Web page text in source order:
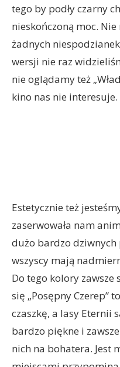
tego by podły czarny
nieskończoną moc.
żadnych
wersji nie raz
nie oglądamy też
kino nas nie interesuje.
Estetycznie też
zaserwowała nam
dużo bardzo dziwnych
wszyscy mają
Do tego kolory zawsze
się „Posępny Czerep”
czaszkę, a lasy Eternii
bardzo piękne i
nich na bohatera. Jest